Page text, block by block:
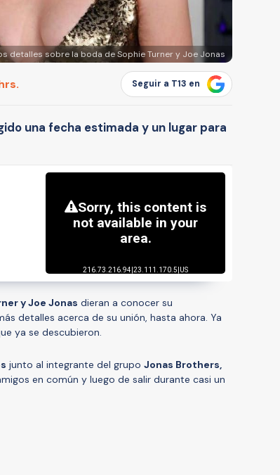
detalles sobre la boda de Sophie Turner y Joe Jonas
Seguir a T13 en
una fecha estimada y un lugar para
y Joe Jonas dieran a conocer su
detalles acerca de su unión, hasta ahora. Ya
ya se descubieron.
junto al integrante del grupo Jonas Brothers,
en común y luego de salir durante casi un